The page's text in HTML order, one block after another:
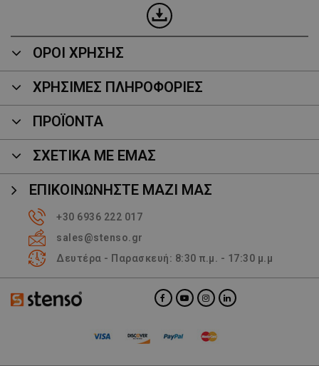
ΟΡΟΙ ΧΡΗΣΗΣ
ΧΡΗΣΙΜΕΣ ΠΛΗΡΟΦΟΡΙΕΣ
ΠΡΟΪΌΝΤΑ
ΣΧΕΤΙΚΑ ΜΕ ΕΜΑΣ
ΕΠΙΚΟΙΝΩΝΉΣΤΕ ΜΑΖΊ ΜΑΣ
+30 6936 222 017
sales@stenso.gr
Δευτέρα - Παρασκευή: 8:30 π.μ. - 17:30 μ.μ